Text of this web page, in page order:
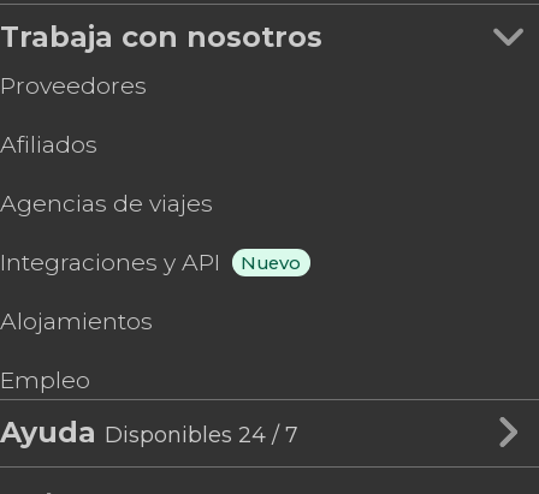
Trabaja con nosotros
Proveedores
Afiliados
Agencias de viajes
Integraciones y API Nuevo
Alojamientos
Empleo
Ayuda Disponibles 24 / 7